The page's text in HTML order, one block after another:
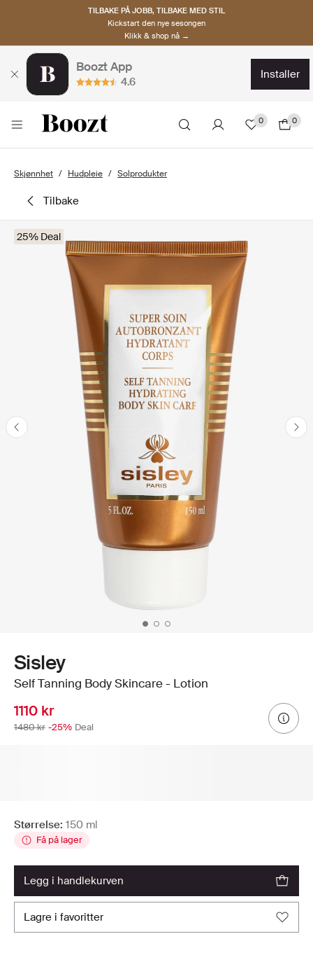
TILBAKE PÅ JOBB, TILBAKE MED STIL
Kickstart den nye sesongen
Klikk & shop nå →
Boozt App
4.6
installer
0 0
Skjønnhet Hudpleie Solprodukter
tilbake
25% Deal
Sisley
Self Tanning Body Skincare - Lotion
1110 kr
1480 kr -25% Deal
Størrelse: 150 ml
Få på lager
legg i handlekurven
lagre i favoritter